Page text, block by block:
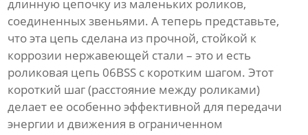
длинную цепочку из маленьких роликов,
соединенных звеньями. А теперь представьте,
что эта цепь сделана из прочной, стойкой к
коррозии нержавеющей стали – это и есть
роликовая цепь 06BSS с коротким шагом. Этот
короткий шаг (расстояние между роликами)
делает ее особенно эффективной для передачи
энергии и движения в ограниченном